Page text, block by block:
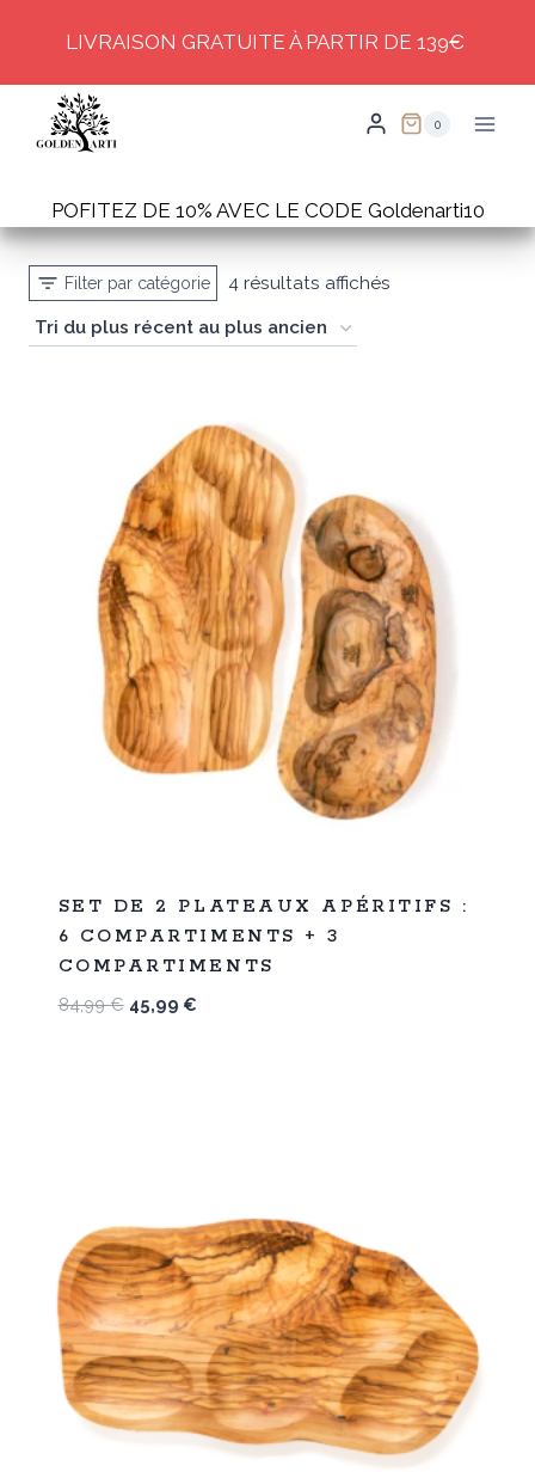
content
LIVRAISON GRATUITE À PARTIR DE 139€
0
POFITEZ DE 10% AVEC LE CODE Goldenarti10
Filter par catégorie 4 résultats affichésTrié
-
46
SET DE 2 PLATEAUX APÉRITIFS :
6 COMPARTIMENTS + 3
COMPARTIMENTS
84,99€ Le
45,99 €Le